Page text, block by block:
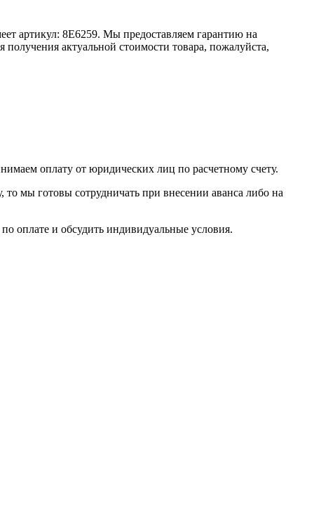
артикул: 8E6259. Мы предоставляем гарантию на
актуальной стоимости товара, пожалуйста,
оплату от юридических лиц по расчетному счету.
то мы готовы сотрудничать при внесении аванса либо на
оплате и обсудить индивидуальные условия.